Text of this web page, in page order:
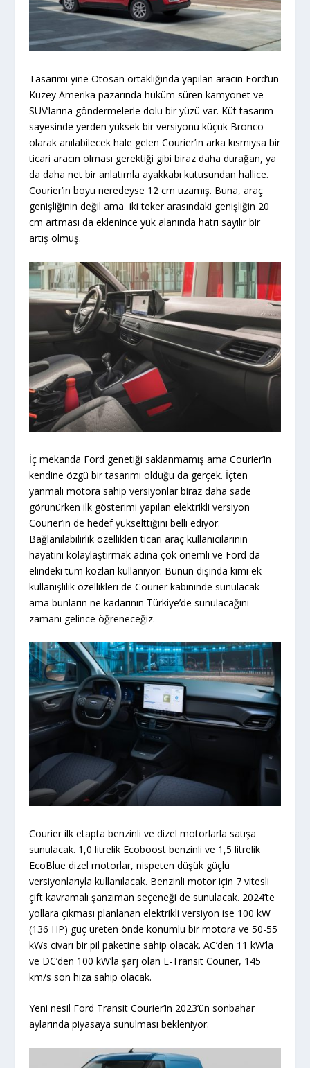
Tasarımı yine Otosan ortaklığında yapılan aracın Ford’un
Kuzey Amerika pazarında hüküm süren kamyonet ve
SUV’larına göndermelerle dolu bir yüzü var. Küt tasarım
sayesinde yerden yüksek bir versiyonu küçük Bronco
olarak anılabilecek hale gelen Courier’in arka kısmıysa bir
ticari aracın olması gerektiği gibi biraz daha durağan, ya
da daha net bir anlatımla ayakkabı kutusundan hallice.
Courier’in boyu neredeyse 12 cm uzamış. Buna, araç
genişliğinin değil ama iki teker arasındaki genişliğin 20
cm artması da eklenince yük alanında hatrı sayılır bir
artış olmuş.
İç mekanda Ford genetiği saklanmamış ama Courier’in
kendine özgü bir tasarımı olduğu da gerçek. İçten
yanmalı motora sahip versiyonlar biraz daha sade
görünürken ilk gösterimi yapılan elektrikli versiyon
Courier’in de hedef yükselttiğini belli ediyor.
Bağlanılabilirlik özellikleri ticari araç kullanıcılarının
hayatını kolaylaştırmak adına çok önemli ve Ford da
elindeki tüm kozları kullanıyor. Bunun dışında kimi ek
kullanışlılık özellikleri de Courier kabininde sunulacak
ama bunların ne kadarının Türkiye’de sunulacağını
zamanı gelince öğreneceğiz.
Courier ilk etapta benzinli ve dizel motorlarla satışa
sunulacak. 1,0 litrelik Ecoboost benzinli ve 1,5 litrelik
EcoBlue dizel motorlar, nispeten düşük güçlü
versiyonlarıyla kullanılacak. Benzinli motor için 7 vitesli
çift kavramalı şanzıman seçeneği de sunulacak. 2024’te
yollara çıkması planlanan elektrikli versiyon ise 100 kW
(136 HP) güç üreten önde konumlu bir motora ve 50-55
kWs civarı bir pil paketine sahip olacak. AC’den 11 kW’la
ve DC’den 100 kW’la şarj olan E-Transit Courier, 145
km/s son hıza sahip olacak.
Yeni nesil Ford Transit Courier’in 2023’ün sonbahar
aylarında piyasaya sunulması bekleniyor.